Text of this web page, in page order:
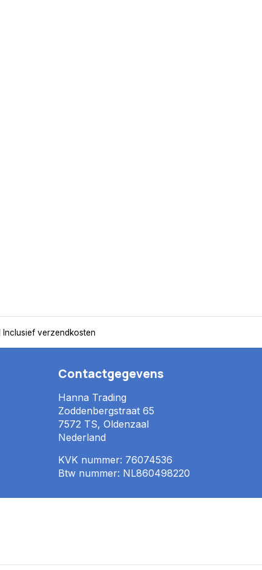
Inclusief verzendkosten
Contactgegevens
Hanna Trading
Zoddenbergstraat 65
7572 TS, Oldenzaal
Nederland
KVK nummer: 76074536
Btw nummer: NL860498220